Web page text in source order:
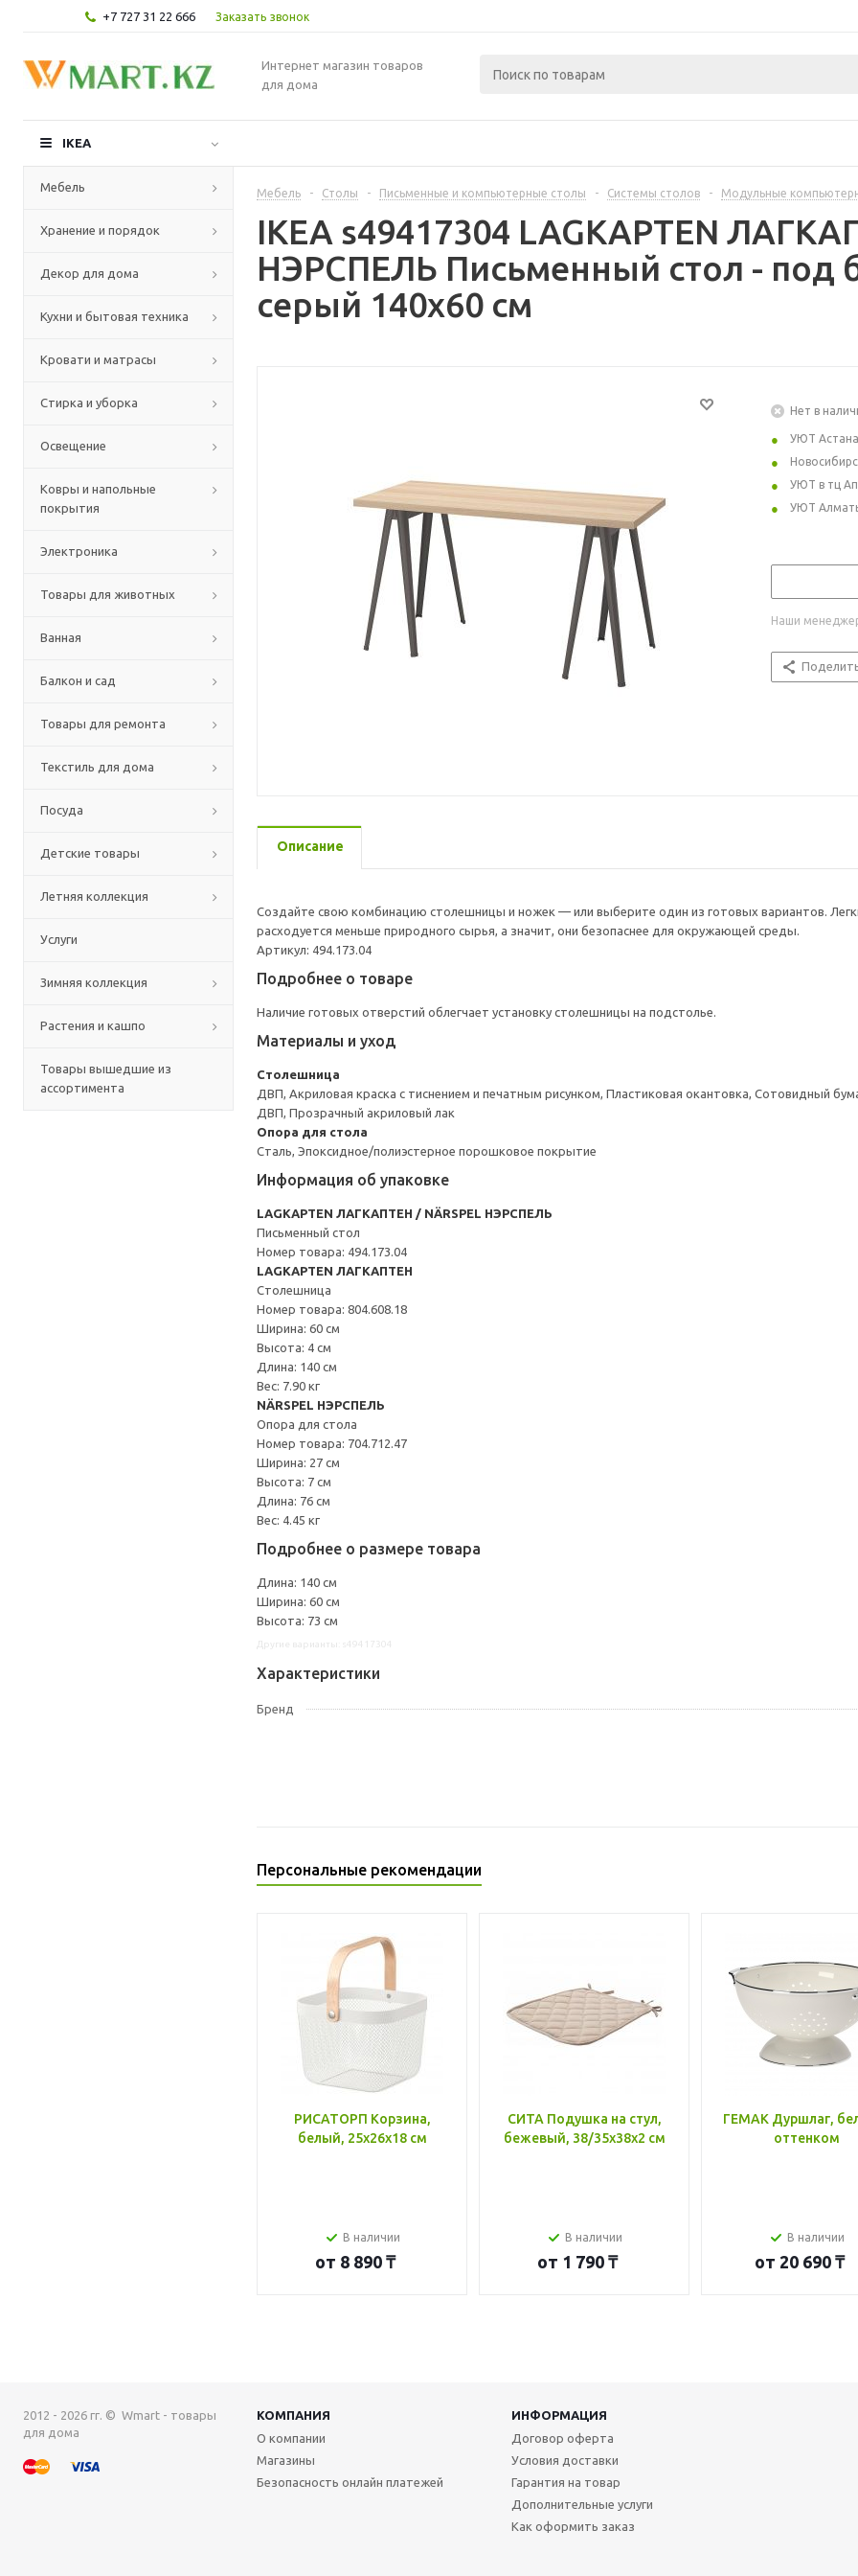
+7 727 31 22 666 Заказать звонок
Интернет магазин товаров
для дома
IKEA
Мебель
Хранение и порядок
Декор для дома
Кухни и бытовая техника
Кровати и матрасы
Стирка и уборка
Освещение
Ковры и напольные
покрытия
Электроника
Товары для животных
Ванная
Балкон и сад
Товары для ремонта
Текстиль для дома
Посуда
Детские товары
Летняя коллекция
Услуги
Зимняя коллекция
Растения и кашпо
Товары вышедшие из
ассортимента
Мебель - Столы - Письменные и компьютерные столы - Системы столов - Модульные
IKEA s49417304 LAGKAPTEN
НЭРСПЕЛЬ Письменный стол - под
серый 140x60 см
Нет в
УЮТ Астана
УЮТ в тц
УЮТ
Наши
Описание
Создайте свою комбинацию столешницы и ножек — или выберите один из готовых вариантов.
расходуется меньше природного сырья, а значит, они безопаснее для окружающей среды.
Артикул: 494.173.04
Подробнее о товаре
Наличие готовых отверстий облегчает установку столешницы на подстолье.
Материалы и уход
Столешница
ДВП, Акриловая краска с тиснением и печатным рисунком, Пластиковая окантовка, Сотовидный
ДВП, Прозрачный акриловый лак
Опора для стола
Сталь, Эпоксидное/полиэстерное порошковое покрытие
Информация об упаковке
LAGKAPTEN ЛАГКАПТЕН / NÄRSPEL НЭРСПЕЛЬ
Письменный стол
Номер товара: 494.173.04
LAGKAPTEN ЛАГКАПТЕН
Столешница
Номер товара: 804.608.18
Ширина: 60 см
Высота: 4 см
Длина: 140 см
Вес: 7.90 кг
NÄRSPEL НЭРСПЕЛЬ
Опора для стола
Номер товара: 704.712.47
Ширина: 27 см
Высота: 7 см
Длина: 76 см
Вес: 4.45 кг
Подробнее о размере товара
Длина: 140 см
Ширина: 60 см
Высота: 73 см
Характеристики
Бренд
Персональные рекомендации
РИСАТОРП Корзина,
белый, 25x26x18 см
В наличии
от 8 890 ₸
СИТА Подушка на стул,
бежевый, 38/35x38x2 см
В наличии
от 1 790 ₸
ГЕМАК Дуршлаг,
оттенком
В наличии
от 20 690 ₸
2012 - 2026 гг. © Wmart - товары
для дома
КОМПАНИЯ
ИНФОРМАЦИЯ
О компании
Магазины
Безопасность онлайн платежей
Договор оферта
Условия доставки
Гарантия на товар
Дополнительные услуги
Как оформить заказ